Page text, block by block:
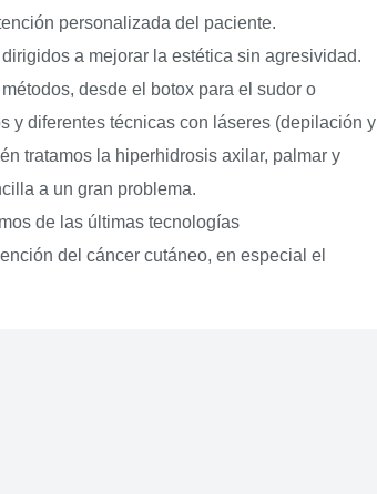
personalizada del paciente.
a mejorar la estética sin agresividad.
desde el botox para el sudor o
y diferentes técnicas con láseres (depilación y
tratamos la hiperhidrosis axilar, palmar y
a un gran problema.
de las últimas tecnologías
del cáncer cutáneo, en especial el